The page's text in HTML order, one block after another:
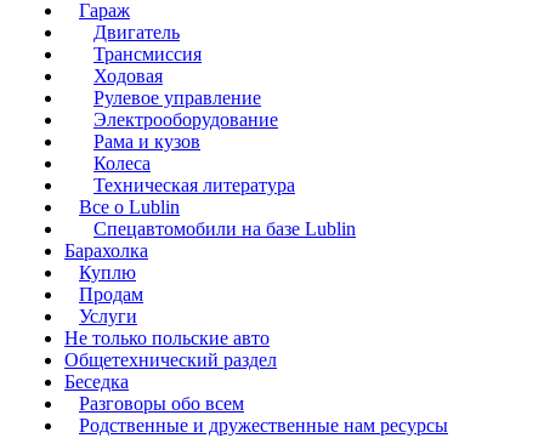
Гараж
Двигатель
Трансмиссия
Ходовая
Рулевое управление
Электрооборудование
Рама и кузов
Колеса
Техническая литература
Все о Lublin
Спецавтомобили на базе Lublin
Барахолка
Куплю
Продам
Услуги
Не только польские авто
Общетехнический раздел
Беседка
Разговоры обо всем
Родственные и дружественные нам ресурсы